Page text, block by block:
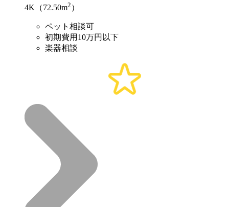
4K（72.50m2 ）
ペット相談可
初期費用10万円以下
楽器相談